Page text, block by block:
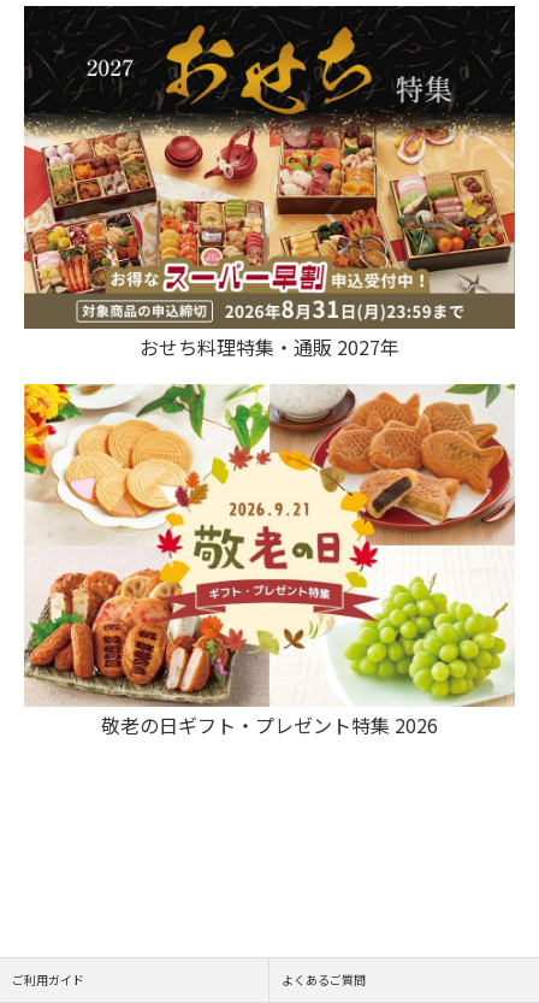
おせち料理特集・通販 2027年
敬老の日ギフト・プレゼント特集 2026
ご利用ガイド よくあるご質問